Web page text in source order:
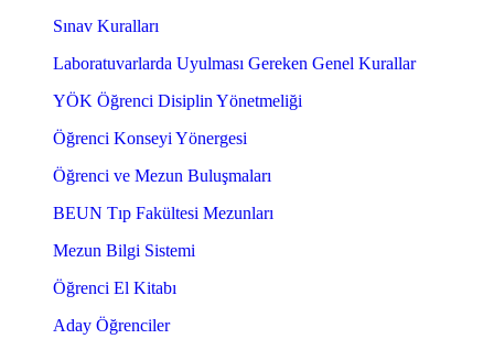
Sınav Kuralları
Laboratuvarlarda Uyulması Gereken Genel Kurallar
YÖK Öğrenci Disiplin Yönetmeliği
Öğrenci Konseyi Yönergesi
Öğrenci ve Mezun Buluşmaları
BEUN Tıp Fakültesi Mezunları
Mezun Bilgi Sistemi
Öğrenci El Kitabı
Aday Öğrenciler